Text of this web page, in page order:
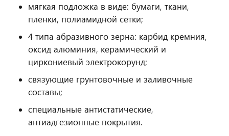
мягкая подложка в виде: бумаги, ткани,
пленки, полиамидной сетки;
4 типа абразивного зерна: карбид кремния,
оксид алюминия, керамический и
циркониевый электрокорунд;
связующие грунтовочные и заливочные
составы;
специальные антистатические,
антиадгезионные покрытия.